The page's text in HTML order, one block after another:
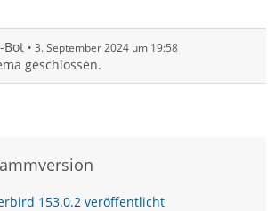
Bot 3. September 2024 um 19:58
geschlossen.
153.0.2 veröffentlicht